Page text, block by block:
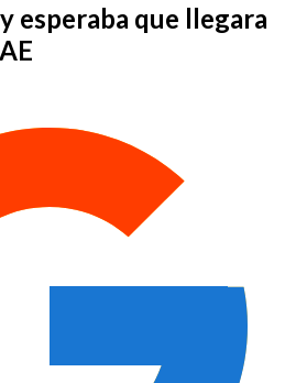
esperaba que llegara